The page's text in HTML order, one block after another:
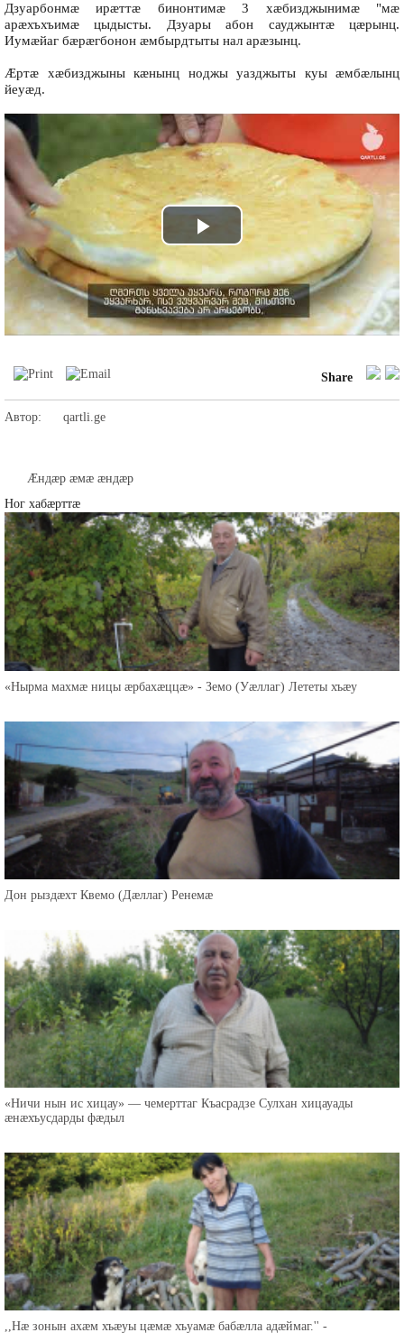
Дзуарбонмæ ирæттæ бинонтимæ 3 хæбизджынимæ "мæ
арæхъхъимæ цыдысты. Дзуары абон сауджынтæ цæрынц.
Иумæйаг бæрæгбонон æмбырдтыты нал арæзынц.
Æртæ хæбизджыны кæнынц ноджы уазджыты куы æмбæлынц
йеуæд.
Play
Video
Share
Автор: qartli.ge
Æндæр æмæ æндæр
Ног хабæрттæ
«Нырма махмæ ницы æрбахæццæ» - Земо (Уæллаг) Лететы хъæу
Дон рыздæхт Квемо (Дæллаг) Ренемæ
«Ничи нын ис хицау» — чемерттаг Къасрадзе Сулхан хицауады
æнæхъусдарды фæдыл
,,Нæ зонын ахæм хъæуы цæмæ хъуамæ бабæлла адæймаг.'' -